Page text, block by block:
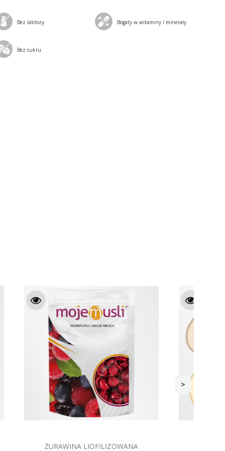
Bez laktozy Bogaty w witaminy i minerały
Bez cukru
COOKIES & CREAM
>